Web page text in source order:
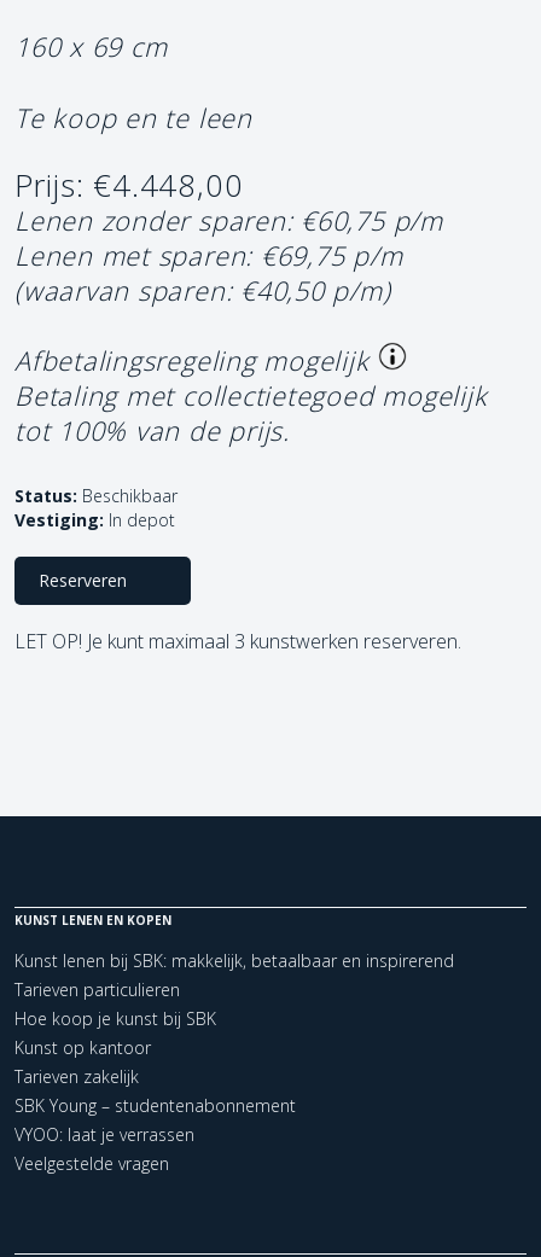
160 x 69 cm
Te koop en te leen
Prijs: €4.448,00
Lenen zonder sparen: €60,75 p/m
Lenen met sparen: €69,75 p/m
(waarvan sparen: €40,50 p/m)
Afbetalingsregeling mogelijk
Betaling met collectietegoed mogelijk
tot 100% van de prijs.
Status: Beschikbaar
Vestiging: In depot
Reserveren
LET OP! Je kunt maximaal 3 kunstwerken reserveren.
KUNST LENEN EN KOPEN
Kunst lenen bij SBK: makkelijk, betaalbaar en inspirerend
Tarieven particulieren
Hoe koop je kunst bij SBK
Kunst op kantoor
Tarieven zakelijk
SBK Young – studentenabonnement
VYOO: laat je verrassen
Veelgestelde vragen